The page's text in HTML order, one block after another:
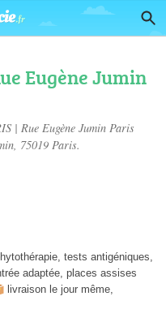
Eugène Jumin
| Rue Eugène Jumin Paris
, 75019 Paris.
, tests antigéniques,
adaptée, places assises
livraison le jour même,